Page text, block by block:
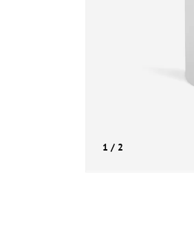
1 / de
2